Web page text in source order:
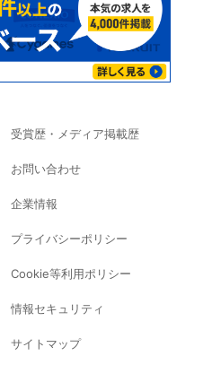
受賞歴・メディア掲載歴
お問い合わせ
企業情報
プライバシーポリシー
Cookie等利用ポリシー
情報セキュリティ
サイトマップ